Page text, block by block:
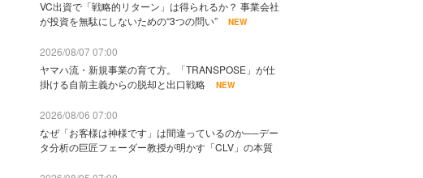
VC出資で「戦略的リターン」は得られるか？ 事業会社
が投資を無駄にしないための“3つの問い”
NEW
2026/08/07 07:00
ヤマハ流・新規事業の育て方。「TRANSPOSE」が仕
掛ける自前主義からの脱却と出口戦略
NEW
2026/08/06 07:00
なぜ「お客様は神様です」は間違っているのか──デー
タ分析の巨匠フェーダー教授が明かす「CLV」の本質